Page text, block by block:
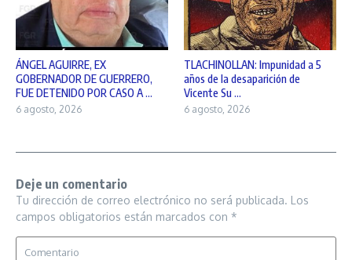
ÁNGEL AGUIRRE, EX
GOBERNADOR DE GUERRERO,
FUE DETENIDO POR CASO A ...
6 agosto, 2026
TLACHINOLLAN: Impunidad a 5
años de la desaparición de
Vicente Su ...
6 agosto, 2026
Deje un comentario
Tu dirección de correo electrónico no será publicada. Los
campos obligatorios están marcados con *